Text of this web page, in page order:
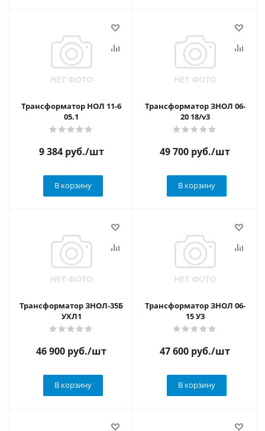
Трансформатор НОЛ 11-6
05.1
9 384руб./шт
В корзину
Трансформатор ЗНОЛ 06-
20 18/v3
49 700 руб./шт
В корзину
Трансформатор ЗНОЛ-35Б
УХЛ1
46 900 руб./шт
В корзину
Трансформатор ЗНОЛ 06-
15 У3
47 600 руб./шт
В корзину